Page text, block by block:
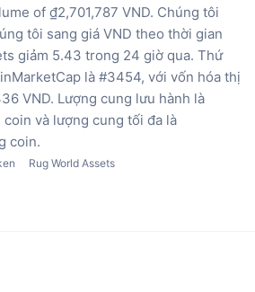
of ₫2,701,787 VND. Chúng tôi
tôi sang giá VND theo thời gian
giảm 5.43 trong 24 giờ qua. Thứ
là #3454, với vốn hóa thị
VND. Lượng cung lưu hành là
coin và lượng cung tối đa là
coin.
Rug World Assets